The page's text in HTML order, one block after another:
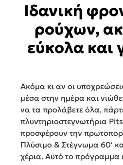
Ιδανική
ρούχων,
εύκολα και
Ακόµα κι αν οι
µέσα στην ηµέρα και
να τα προλάβετε όλα,
πλυντηριοστεγνωτήρια
προσφέρουν την
Πλύσιµο & Στέγνωµα 60′
χέρια. Αυτό το πρόγραµµα